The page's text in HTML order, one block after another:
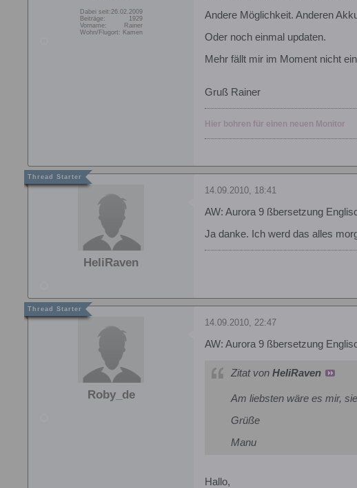
Dabei seit:26.02.2009
Beiträge:
1929
Vorname:
Rainer
Wohn/Flugort: Kamen
Andere Möglichkeit. Anderen
Oder noch einmal updaten.
Mehr fällt mir im Moment nicht
Gruß Rainer
Hier bohren für einen neuen Monitor
HeliRaven
14.09.2010, 18:41
AW: Aurora 9 ßbersetzung
Ja danke. Ich werd das alles
Roby_de
14.09.2010, 22:47
AW: Aurora 9 ßbersetzung
Zitat von HeliRaven
Am liebsten wäre es mir,
Grüße
Manu
Hallo,